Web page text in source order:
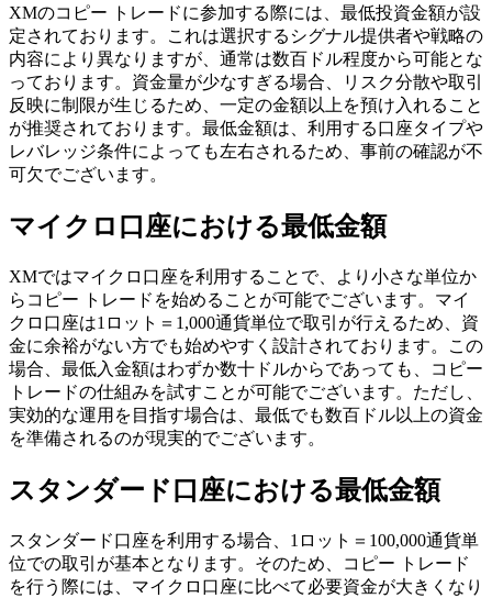
XMのコピー トレードに参加する際には、最低投資金額が設
定されております。これは選択するシグナル提供者や戦略の
内容により異なりますが、通常は数百ドル程度から可能とな
っております。資金量が少なすぎる場合、リスク分散や取引
反映に制限が生じるため、一定の金額以上を預け入れること
が推奨されております。最低金額は、利用する口座タイプや
レバレッジ条件によっても左右されるため、事前の確認が不
可欠でございます。
マイクロ口座における最低金額
XMではマイクロ口座を利用することで、より小さな単位か
らコピー トレードを始めることが可能でございます。マイ
クロ口座は1ロット＝1,000通貨単位で取引が行えるため、資
金に余裕がない方でも始めやすく設計されております。この
場合、最低入金額はわずか数十ドルからであっても、コピー
トレードの仕組みを試すことが可能でございます。ただし、
実効的な運用を目指す場合は、最低でも数百ドル以上の資金
を準備されるのが現実的でございます。
スタンダード口座における最低金額
スタンダード口座を利用する場合、1ロット＝100,000通貨単
位での取引が基本となります。そのため、コピー トレード
を行う際には、マイクロ口座に比べて必要資金が大きくなり